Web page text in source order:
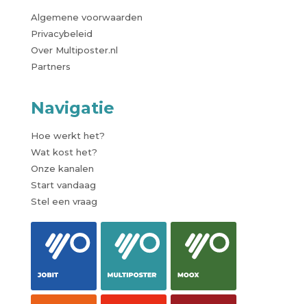
Algemene voorwaarden
Privacybeleid
Over Multiposter.nl
Partners
Navigatie
Hoe werkt het?
Wat kost het?
Onze kanalen
Start vandaag
Stel een vraag